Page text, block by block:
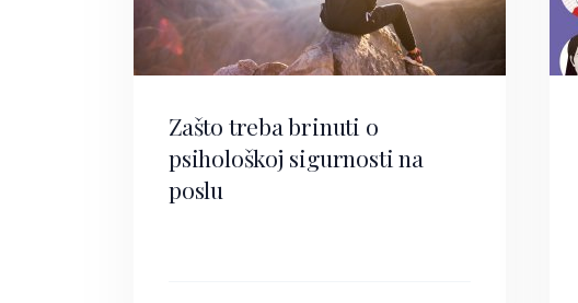
Zašto treba brinuti o
psihološkoj sigurnosti na
poslu